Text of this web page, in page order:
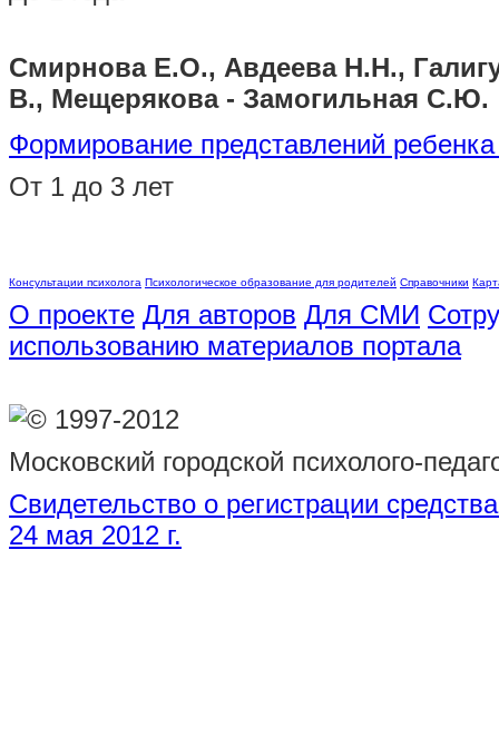
Смирнова Е.О., Авдеева Н.Н.,
В., Мещерякова - Замогильная С.Ю.
Формирование представлений
От 1 до 3 лет
Консультации психолога Психологическое образование для родителей Справочники
О проекте Для авторов Для СМИ
использованию материалов портала
© 1997-2012
Московский городской психолого-
Свидетельство о регистрации
24 мая 2012 г.